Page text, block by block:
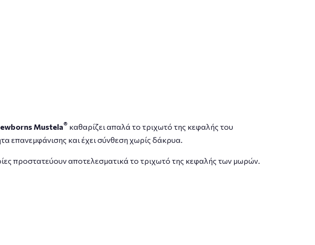
Mustela® καθαρίζει απαλά το τριχωτό της κεφαλής του
επανεμφάνισης και έχει σύνθεση χωρίς δάκρυα.
προστατεύουν αποτελεσματικά το τριχωτό της κεφαλής των μωρών.